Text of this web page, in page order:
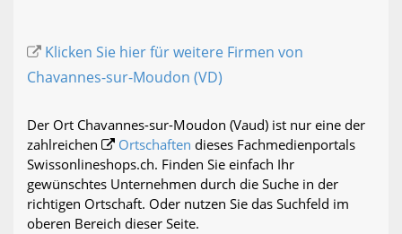
Klicken Sie hier für weitere Firmen von
Chavannes-sur-Moudon (VD)
Der Ort Chavannes-sur-Moudon (Vaud) ist nur eine der
zahlreichen
Ortschaften dieses Fachmedienportals
Swissonlineshops.ch. Finden Sie einfach Ihr
gewünschtes Unternehmen durch die Suche in der
richtigen Ortschaft. Oder nutzen Sie das Suchfeld im
oberen Bereich dieser Seite.